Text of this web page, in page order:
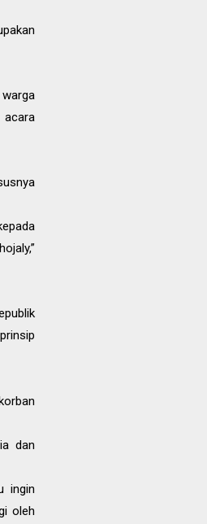
acara
dan
ingin
oleh